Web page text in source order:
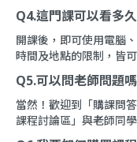
Q4.這門課可以看多
開課後，即可使用電腦
時間及地點的限制，皆
Q5.可以問老師問題
當然！歡迎到「購課問答
課程討論區」與老師同